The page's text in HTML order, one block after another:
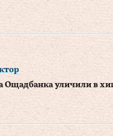
Ощадбанка уличили в